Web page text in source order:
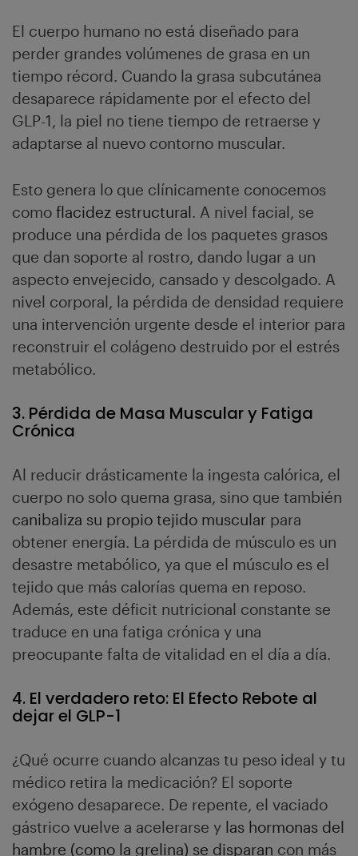
El cuerpo humano no está diseñado para
perder grandes volúmenes de grasa en un
tiempo récord. Cuando la grasa subcutánea
desaparece rápidamente por el efecto del
GLP-1, la piel no tiene tiempo de retraerse y
adaptarse al nuevo contorno muscular.
Esto genera lo que clínicamente conocemos
como flacidez estructural. A nivel facial, se
produce una pérdida de los paquetes grasos
que dan soporte al rostro, dando lugar a un
aspecto envejecido, cansado y descolgado. A
nivel corporal, la pérdida de densidad requiere
una intervención urgente desde el interior para
reconstruir el colágeno destruido por el estrés
metabólico.
3. Pérdida de Masa Muscular y Fatiga
Crónica
Al reducir drásticamente la ingesta calórica, el
cuerpo no solo quema grasa, sino que también
canibaliza su propio tejido muscular para
obtener energía. La pérdida de músculo es un
desastre metabólico, ya que el músculo es el
tejido que más calorías quema en reposo.
Además, este déficit nutricional constante se
traduce en una fatiga crónica y una
preocupante falta de vitalidad en el día a día.
4. El verdadero reto: El Efecto Rebote al
dejar el GLP-1
¿Qué ocurre cuando alcanzas tu peso ideal y tu
médico retira la medicación? El soporte
exógeno desaparece. De repente, el vaciado
gástrico vuelve a acelerarse y las hormonas del
hambre (como la grelina) se disparan con más